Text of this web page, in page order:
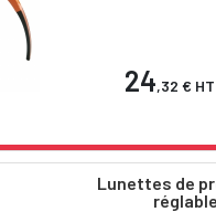
24,32 € HT
Lunettes de